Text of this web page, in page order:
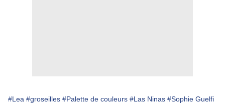
#Lea #groseilles #Palette de couleurs #Las Ninas #Sophie Guelfi